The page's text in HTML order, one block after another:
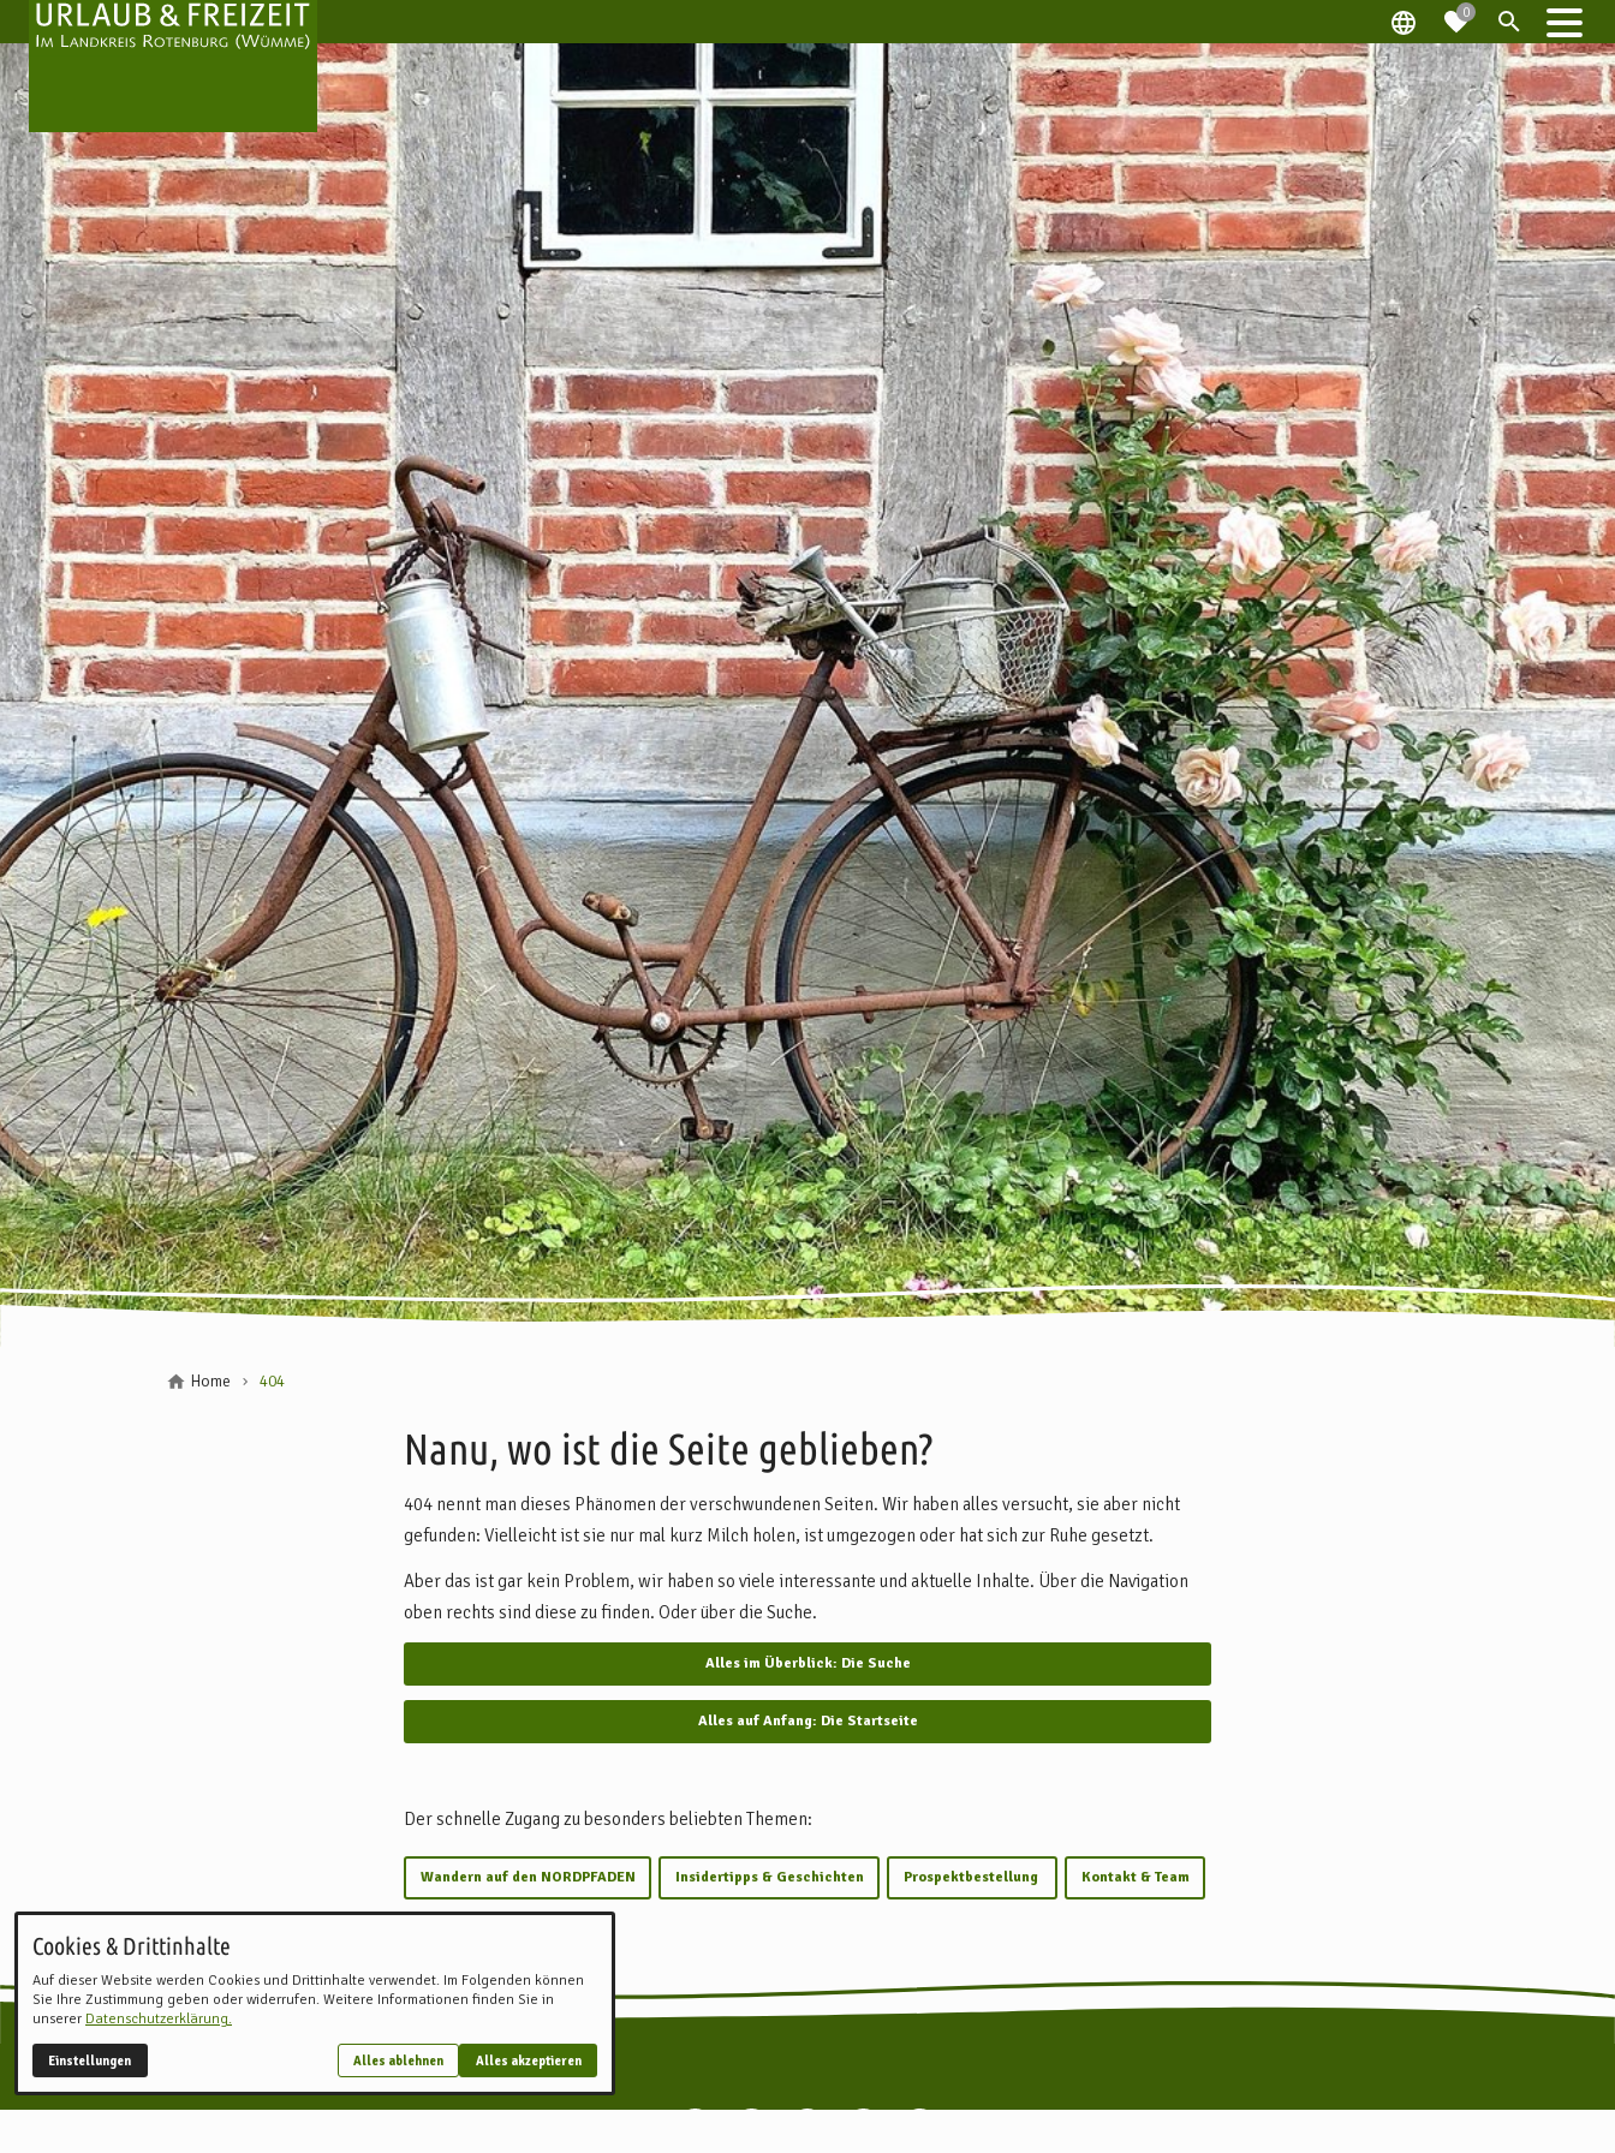
Home 404
Nanu, wo ist die Seite geblieben?
404 nennt man dieses Phänomen der verschwundenen Seiten. Wir haben alles versucht, sie aber nicht
gefunden: Vielleicht ist sie nur mal kurz Milch holen, ist umgezogen oder hat sich zur Ruhe gesetzt.
Aber das ist gar kein Problem, wir haben so viele interessante und aktuelle Inhalte. Über die Navigation
oben rechts sind diese zu finden. Oder über die Suche.
Alles im Überblick: Die Suche
Alles auf Anfang: Die Startseite
Der schnelle Zugang zu besonders beliebten Themen:
Wandern auf den NORDPFADEN Insidertipps & Geschichten Prospektbestellung Kontakt & Team
Cookies & Drittinhalte
Auf dieser Website werden Cookies und Drittinhalte verwendet. Im Folgenden können
Sie Ihre Zustimmung geben oder widerrufen. Weitere Informationen finden Sie in
unserer Datenschutzerklärung.
Einstellungen Alles ablehnen Alles akzeptieren